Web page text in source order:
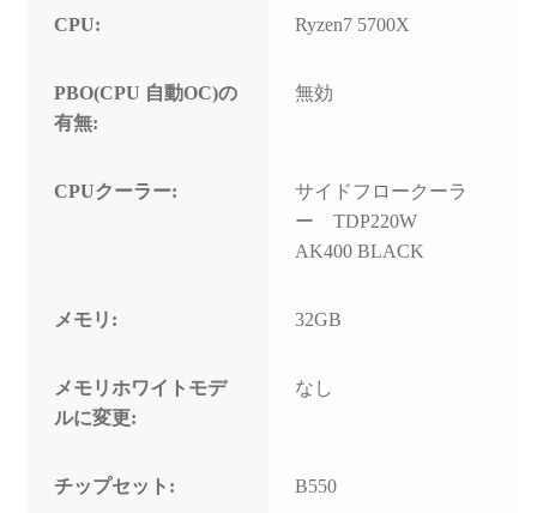
CPU: Ryzen7 5700X
PBO(CPU 自動OC)の
有無:
無効
CPUクーラー:
サイドフロークーラ
ー TDP220W
AK400 BLACK
メモリ: 32GB
メモリホワイトモデ
ルに変更:
なし
チップセット: B550